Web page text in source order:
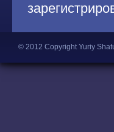
© 2012 Copyright Yuriy